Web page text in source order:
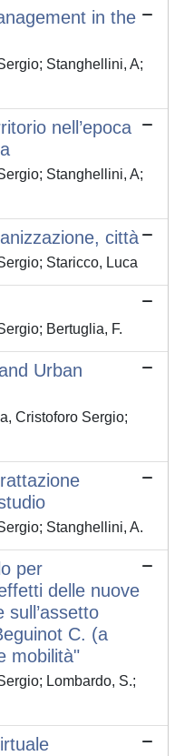
in the
Stanghellini, A;
nell’epoca
Stanghellini, A;
città
Staricco, Luca
Bertuglia, F.
Urban
Cristoforo Sergio;
Stanghellini, A.
per
delle nuove
sull’assetto
C. (a
mobilità"
Lombardo, S.;